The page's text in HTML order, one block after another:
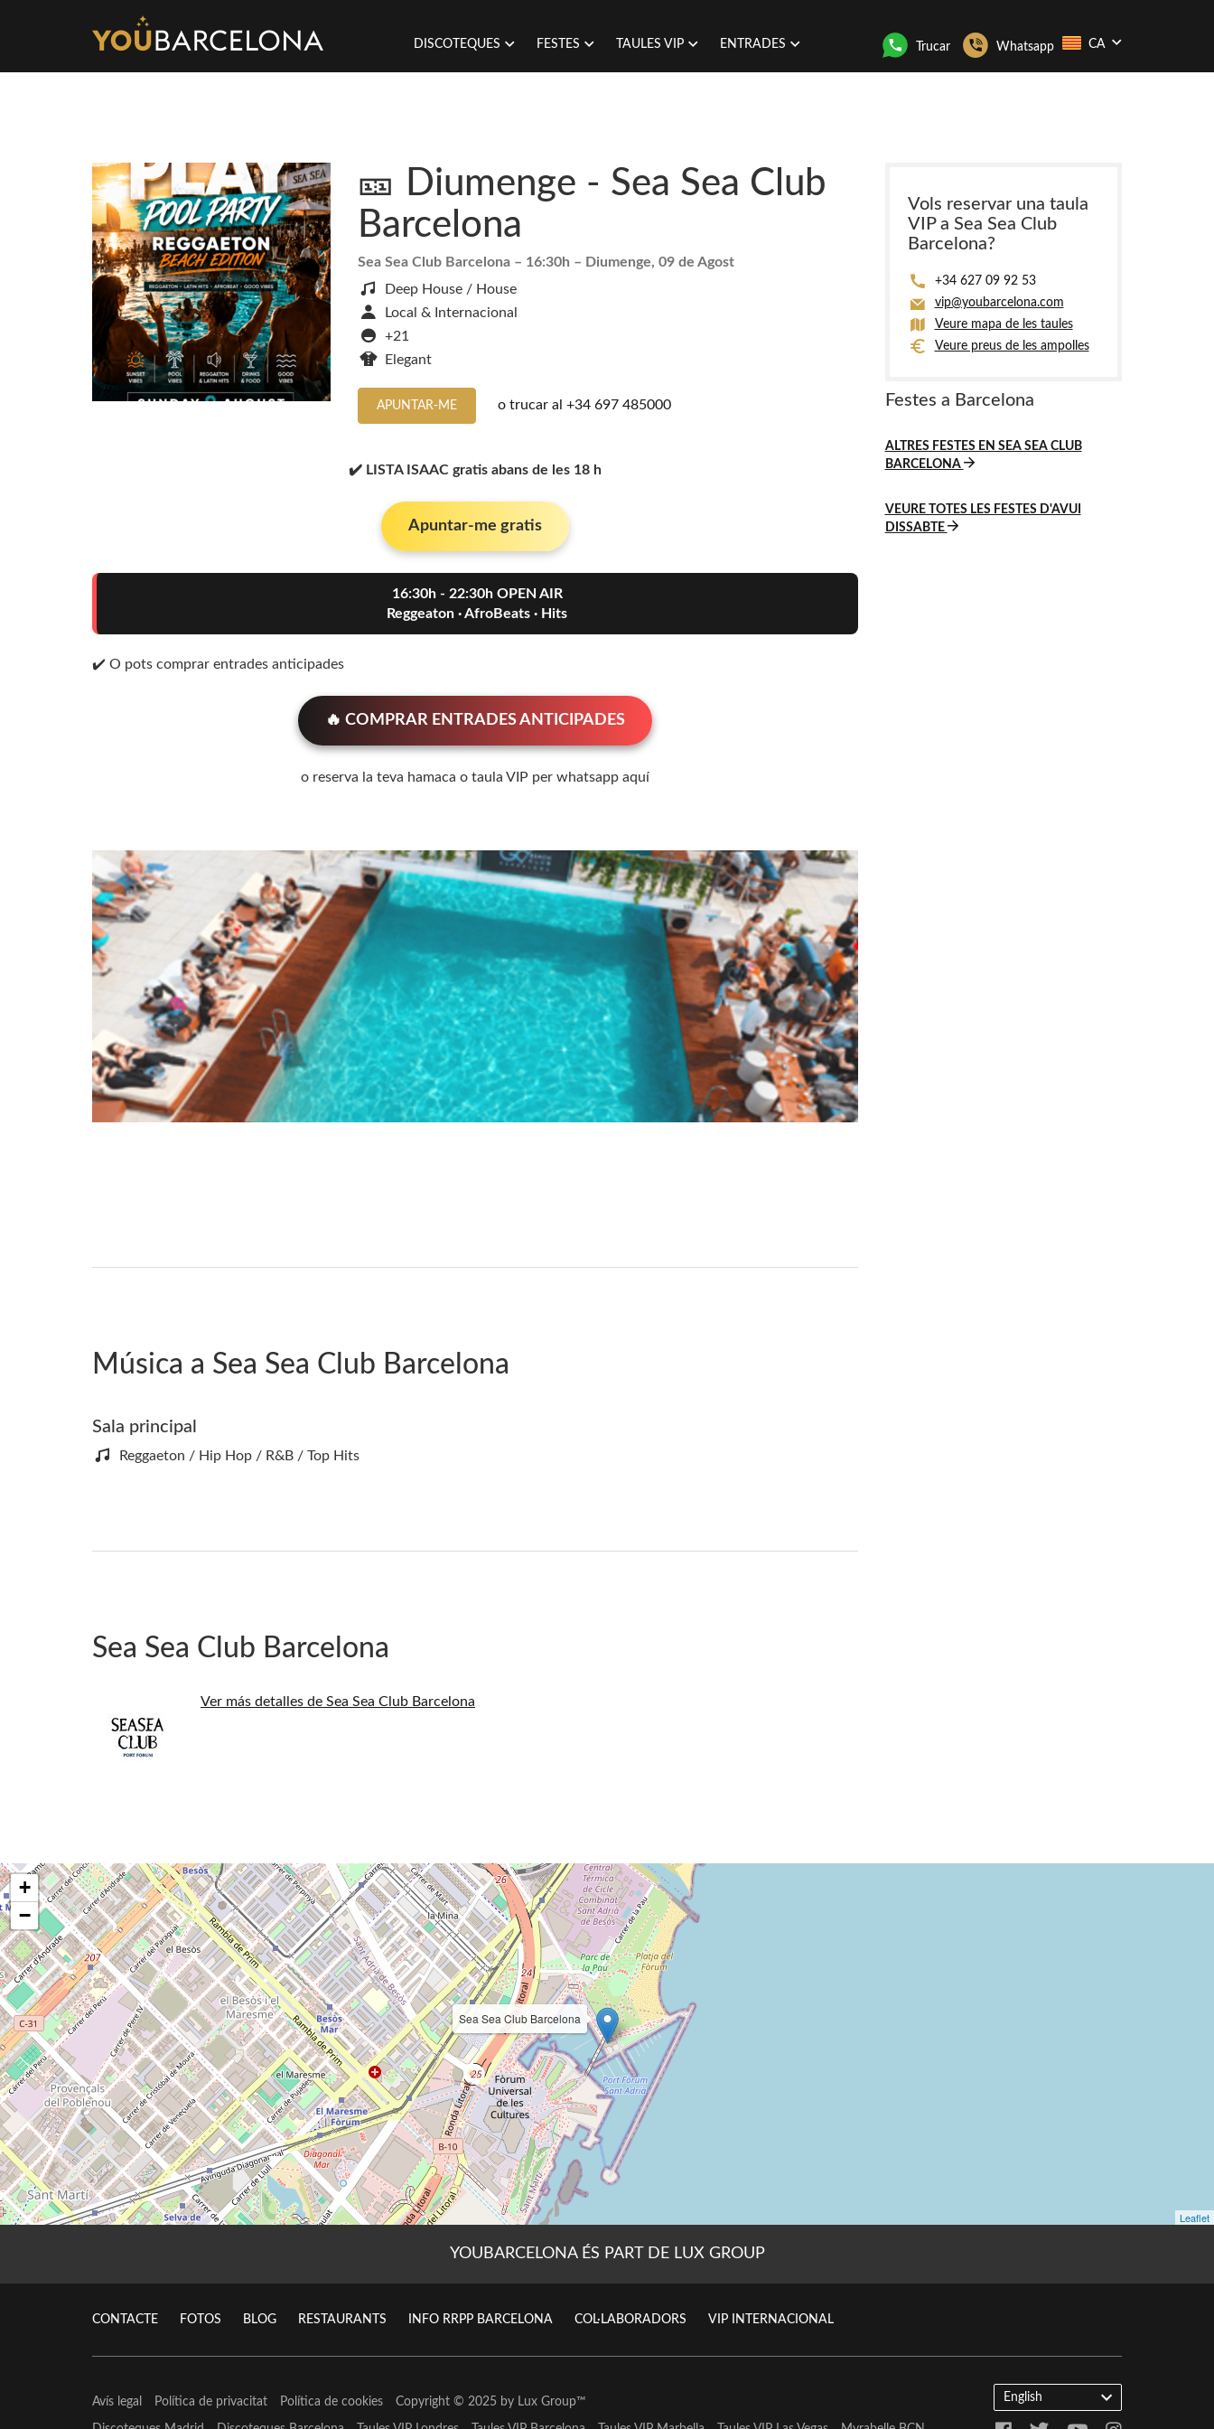
DISCOTEQUES FESTES TAULES VIP ENTRADES Trucar Whatsapp CA
🎫 Diumenge - Sea Sea Club
Barcelona
Sea Sea Club Barcelona – 16:30h – Diumenge, 09 de Agost
Deep House / House
Local & Internacional
+21
Elegant
APUNTAR-ME o trucar al +34 697 485000
✔️ LISTA ISAAC gratis abans de les 18 h
Apuntar-me gratis
16:30h - 22:30h OPEN AIR
Reggeaton · AfroBeats · Hits
✔️ O pots comprar entrades anticipades
🔥 COMPRAR ENTRADES ANTICIPADES
o reserva la teva hamaca o taula VIP per whatsapp aquí
Música a Sea Sea Club Barcelona
Sala principal
Reggaeton / Hip Hop / R&B / Top Hits
Sea Sea Club Barcelona
Ver más detalles de Sea Sea Club Barcelona
Vols reservar una taula
VIP a Sea Sea Club
Barcelona?
+34 627 09 92 53
vip@youbarcelona.com
Veure mapa de les taules
Veure preus de les ampolles
Festes a Barcelona
ALTRES FESTES EN SEA SEA CLUB
BARCELONA
VEURE TOTES LES FESTES D'AVUI
DISSABTE
YOUBARCELONA ÉS PART DE LUX GROUP
CONTACTE FOTOS BLOG RESTAURANTS INFO RRPP BARCELONA COL·LABORADORS VIP INTERNACIONAL
Avís legal Política de privacitat Política de cookies Copyright © 2025 by Lux Group™ English